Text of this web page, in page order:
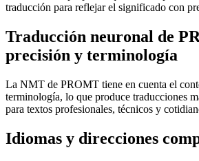
traducción para reflejar el significado con
Traducción neuronal de
precisión y terminología
La NMT de PROMT tiene en cuenta el
terminología, lo que produce traducciones
para textos profesionales, técnicos y
Idiomas y direcciones